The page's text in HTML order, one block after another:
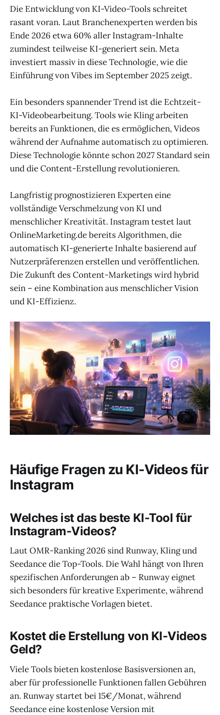
Die Entwicklung von KI-Video-Tools schreitet
rasant voran. Laut Branchenexperten werden bis
Ende 2026 etwa 60% aller Instagram-Inhalte
zumindest teilweise KI-generiert sein. Meta
investiert massiv in diese Technologie, wie die
Einführung von Vibes im September 2025 zeigt.
Ein besonders spannender Trend ist die Echtzeit-
KI-Videobearbeitung. Tools wie Kling arbeiten
bereits an Funktionen, die es ermöglichen, Videos
während der Aufnahme automatisch zu optimieren.
Diese Technologie könnte schon 2027 Standard sein
und die Content-Erstellung revolutionieren.
Langfristig prognostizieren Experten eine
vollständige Verschmelzung von KI und
menschlicher Kreativität. Instagram testet laut
OnlineMarketing.de bereits Algorithmen, die
automatisch KI-generierte Inhalte basierend auf
Nutzerpräferenzen erstellen und veröffentlichen.
Die Zukunft des Content-Marketings wird hybrid
sein – eine Kombination aus menschlicher Vision
und KI-Effizienz.
Häufige Fragen zu KI-Videos für
Instagram
Welches ist das beste KI-Tool für
Instagram-Videos?
Laut OMR-Ranking 2026 sind Runway, Kling und
Seedance die Top-Tools. Die Wahl hängt von Ihren
spezifischen Anforderungen ab – Runway eignet
sich besonders für kreative Experimente, während
Seedance praktische Vorlagen bietet.
Kostet die Erstellung von KI-Videos
Geld?
Viele Tools bieten kostenlose Basisversionen an,
aber für professionelle Funktionen fallen Gebühren
an. Runway startet bei 15€/Monat, während
Seedance eine kostenlose Version mit